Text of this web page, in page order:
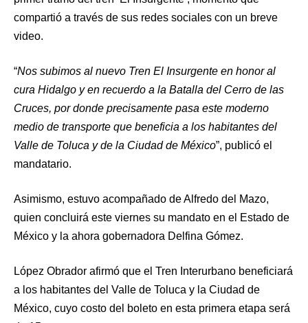
compartió a través de sus redes sociales con un breve
video.
“Nos subimos al nuevo Tren El Insurgente en honor al
cura Hidalgo y en recuerdo a la Batalla del Cerro de las
Cruces, por donde precisamente pasa este moderno
medio de transporte que beneficia a los habitantes del
Valle de Toluca y de la Ciudad de México”, publicó el
mandatario.
Asimismo, estuvo acompañado de Alfredo del Mazo,
quien concluirá este viernes su mandato en el Estado de
México y la ahora gobernadora Delfina Gómez.
López Obrador afirmó que el Tren Interurbano beneficiará
a los habitantes del Valle de Toluca y la Ciudad de
México, cuyo costo del boleto en esta primera etapa será